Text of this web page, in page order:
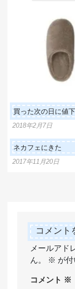
買った次の日に値
2018年2月7日
ネカフェにきた
2017年11月20日
コメント
メールアド
ん。
※ が
コメント ※